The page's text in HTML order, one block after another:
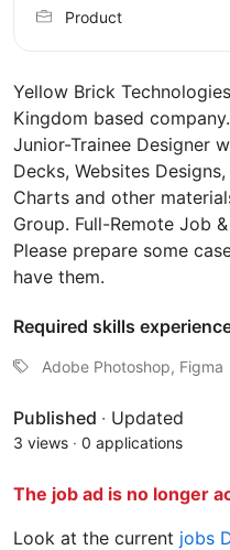
Yellow Brick
Kingdom based
Junior-Trainee Designer
Decks, Websites
Charts and other
Group. Full-Remote Job
Please prepare some
have them.
Required skills
Adobe Photoshop, Figma
Published · Updated
3 views · 0 applications
The job ad is no longer
Look at the current jobs
Product